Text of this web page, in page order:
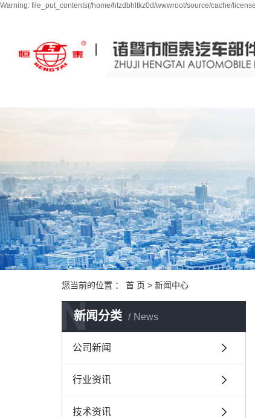
Warning: file_put_contents(/home/htzdbhltkz0d/wwwroot/source/cache/
您当前的位置 ： 首 页 > 新闻中心
新闻分类 News
N
公司新闻
行业资讯
技术资讯